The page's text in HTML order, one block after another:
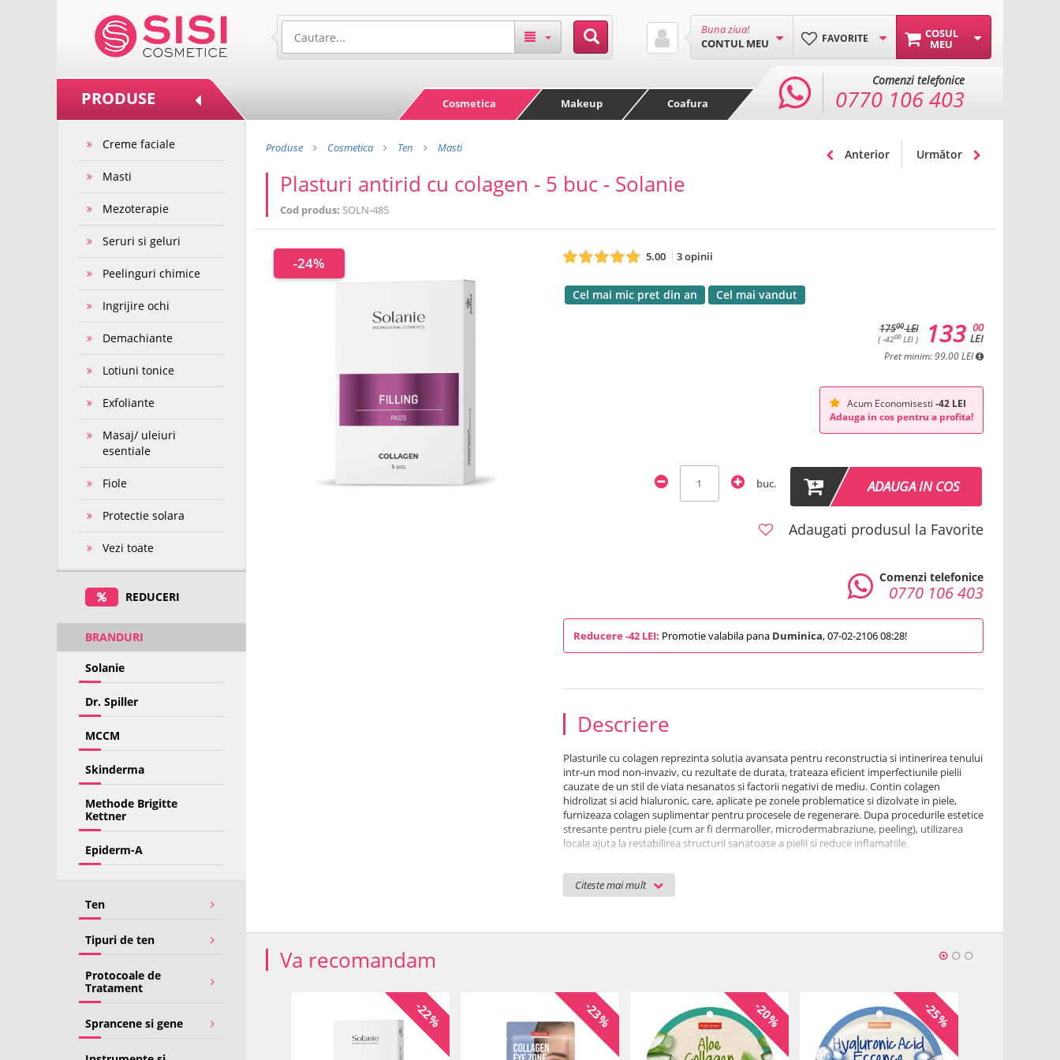
COSUL
MEU
FAVORITE
Buna ziua!
CONTUL MEU
PRODUSE Cosmetica Makeup Coafura
Comenzi telefonice
0770 106 403
Creme faciale
Masti
Mezoterapie
Seruri si geluri
Peelinguri chimice
Ingrijire ochi
Demachiante
Lotiuni tonice
Exfoliante
Masaj/ uleiuri
esentiale
Fiole
Protectie solara
Vezi toate
REDUCERI
BRANDURI
Solanie
Dr. Spiller
MCCM
Skinderma
Methode Brigitte
Kettner
Epiderm-A
Ten
Tipuri de ten
Protocoale de
Tratament
Sprancene si gene
Produse Cosmetica Ten Masti
Plasturi antirid cu colagen - 5 buc - Solanie
Cod produs: SOLN-485
Anterior Următor
-24% 5.00 3 opinii
Cel mai mic pret din an Cel mai vandut
17500LEI
( -4200LEI )
00
LEI
133
Pret minim: 99.00 LEI
Acum Economisesti -42 LEI
Adauga in cos pentru a profita!
buc. ADAUGA IN COS
Adaugati produsul la Favorite
Comenzi telefonice
0770 106 403
Reducere -42 LEI: Promotie valabila pana Duminica, 07-02-2106 08:28!
Descriere
Citeste mai mult
Plasturile cu colagen reprezinta solutia avansata pentru reconstructia si intinerirea tenului
intr-un mod non-invaziv, cu rezultate de durata, trateaza eficient imperfectiunile pielii
cauzate de un stil de viata nesanatos si factorii negativi de mediu. Contin colagen
hidrolizat si acid hialuronic, care, aplicate pe zonele problematice si dizolvate in piele,
furnizeaza colagen suplimentar pentru procesele de regenerare. Dupa procedurile estetice
stresante pentru piele (cum ar fi dermaroller, microdermabraziune, peeling), utilizarea
locala ajuta la restabilirea structurii sanatoase a pielii si reduce inflamatiile.
Principalul ingredient, colagenul hidrolizat, o proteina cu lant lung de aminoacizi, se
gaseste in mod natural in piele, fiind responsabila pentru fermitatea acesteia si pentru
pielii.
se dizolve in piele. In acelasi timp, acidul hialuronic contribuie eficient la reducerea rosetii
si a inflamatiilor de la suprafata pielii.
Recomandat pentru:
Va recomandam
-22% -23% -20% -25%